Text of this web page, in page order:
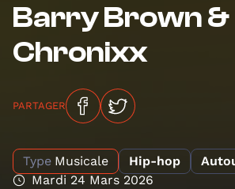
Barry Brown &
Chronixx
PARTAGER
Type Musicale Hip-hop
Mardi 24 Mars 2026